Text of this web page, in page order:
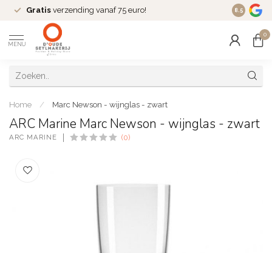
Gratis verzending vanaf 75 euro! Dé
8.5
MENU
0
Home / Marc Newson - wijnglas - zwart
ARC Marine Marc Newson - wijnglas - zwart
ARC MARINE (0)